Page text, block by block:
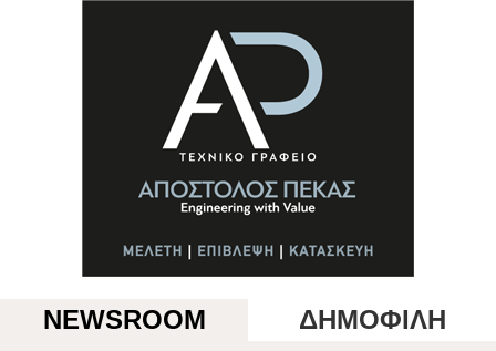
NEWSROOM ΔΗΜΟΦΙΛΗ